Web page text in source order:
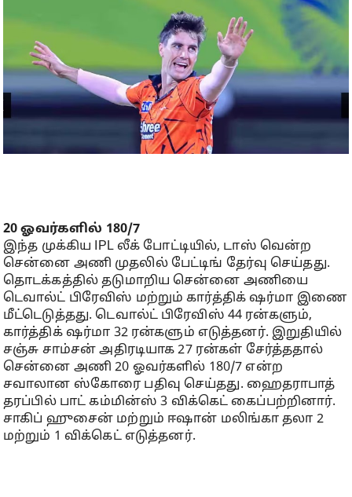
20 ஓவர்களில் 180/7
இந்த முக்கிய IPL லீக் போட்டியில், டாஸ் வென்ற
சென்னை அணி முதலில் பேட்டிங் தேர்வு செய்தது.
தொடக்கத்தில் தடுமாறிய சென்னை அணியை
டெவால்ட் பிரேவிஸ் மற்றும் கார்த்திக் ஷர்மா இணை
மீட்டெடுத்தது. டெவால்ட் பிரேவிஸ் 44 ரன்களும்,
கார்த்திக் ஷர்மா 32 ரன்களும் எடுத்தனர். இறுதியில்
சஞ்சு சாம்சன் அதிரடியாக 27 ரன்கள் சேர்த்ததால்
சென்னை அணி 20 ஓவர்களில் 180/7 என்ற
சவாலான ஸ்கோரை பதிவு செய்தது. ஹைதராபாத்
தரப்பில் பாட் கம்மின்ஸ் 3 விக்கெட் கைப்பற்றினார்.
சாகிப் ஹுசைன் மற்றும் ஈஷான் மலிங்கா தலா 2
மற்றும் 1 விக்கெட் எடுத்தனர்.